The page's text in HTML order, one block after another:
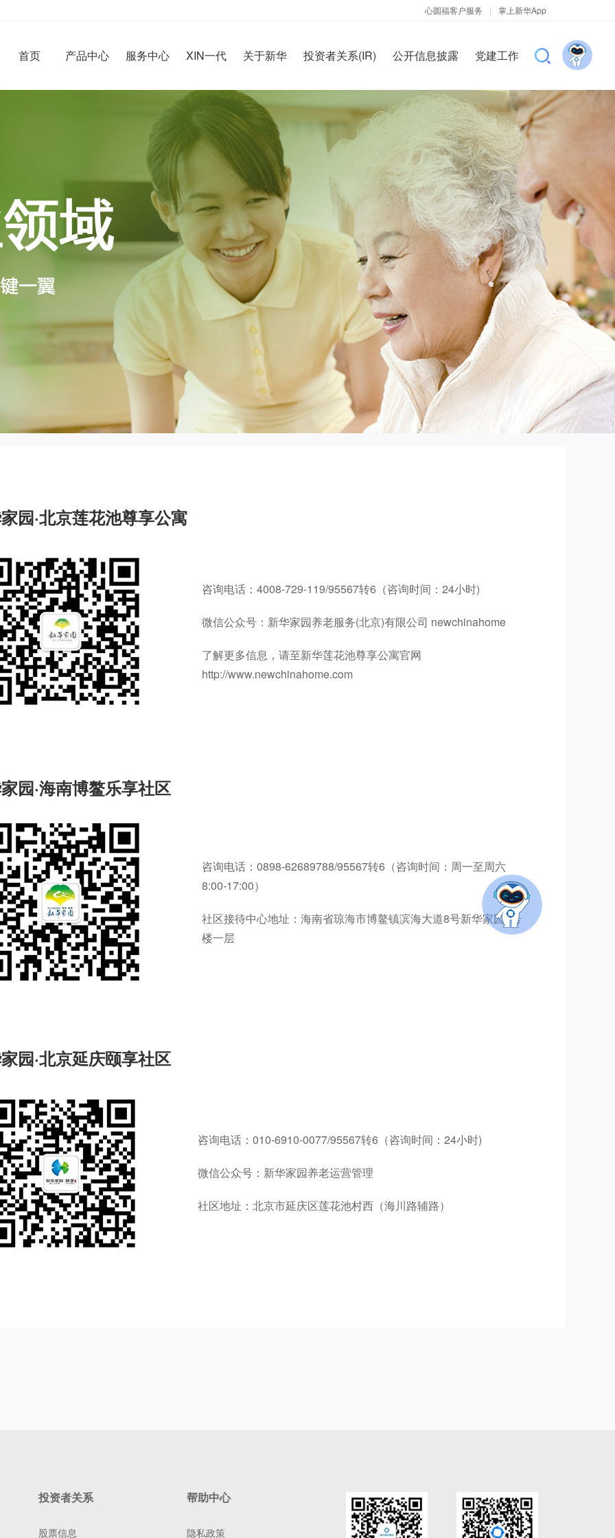
心圆福客户服务 | 掌上新华App
首页 产品中心 服务中心 XIN一代 关于新华 投资者关系(IR) 公开信息披露 党建工作
园·北京莲花池尊享公寓
咨询电话：4008-729-119/95567转6（咨询时间：24小时)
微信公众号：新华家园养老服务(北京)有限公司 newchinahome
了解更多信息，请至新华莲花池尊享公寓官网
http://www.newchinahome.com
园·海南博鳌乐享社区
咨询电话：0898-62689788/95567转6（咨询时间：周一至周六
8:00-17:00）
社区接待中心地址：海南省琼海市博鳌镇滨海大道8号新华家园7号
楼一层
园·北京延庆颐享社区
咨询电话：010-6910-0077/95567转6（咨询时间：24小时)
微信公众号：新华家园养老运营管理
社区地址：北京市延庆区莲花池村西（海川路辅路）
投资者关系
股票信息
帮助中心
隐私政策